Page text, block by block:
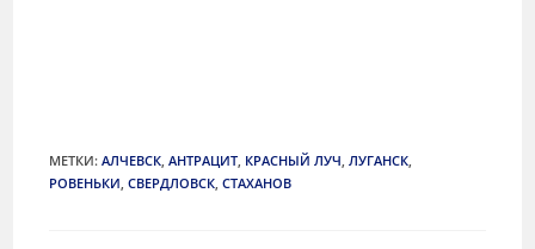
МЕТКИ:АЛЧЕВСК, АНТРАЦИТ, КРАСНЫЙ ЛУЧ, ЛУГАНСК,
РОВЕНЬКИ, СВЕРДЛОВСК, СТАХАНОВ